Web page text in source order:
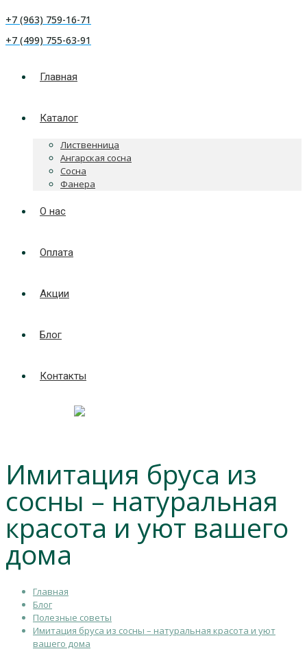
+7 (963) 759-16-71
+7 (499) 755-63-91
Главная
Каталог
Лиственница
Ангарская сосна
Сосна
Фанера
О нас
Оплата
Акции
Блог
Контакты
Имитация бруса из
сосны – натуральная
красота и уют вашего
дома
Главная
Блог
Полезные советы
Имитация бруса из сосны – натуральная красота и уют
вашего дома